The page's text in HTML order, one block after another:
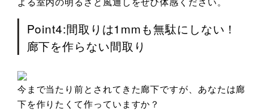
Point4:間取りは1mmも無駄にしない！
廊下を作らない間取り
今まで当たり前とされてきた廊下ですが、あなたは廊
下を作りたくて作っていますか？